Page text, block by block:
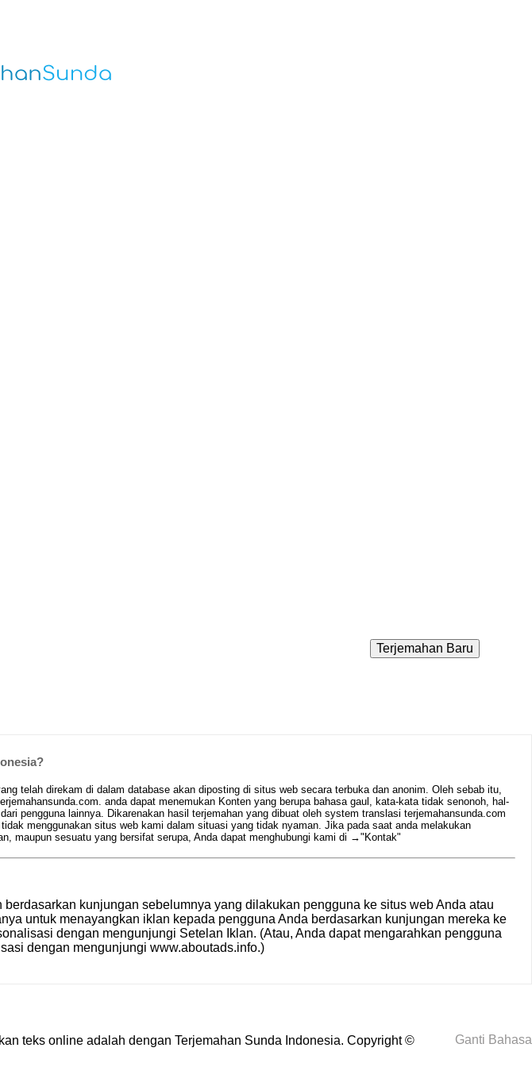
telah direkam di dalam database akan diposting di situs web secara terbuka dan anonim. Oleh sebab itu,
anda dapat menemukan Konten yang berupa bahasa gaul, kata-kata tidak senonoh, hal-
pengguna lainnya. Dikarenakan hasil terjemahan yang dibuat oleh system translasi terjemahansunda.com
menggunakan situs web kami dalam situasi yang tidak nyaman. Jika pada saat anda melakukan
maupun sesuatu yang bersifat serupa, Anda dapat menghubungi kami di →"Kontak"
kunjungan sebelumnya yang dilakukan pengguna ke situs web Anda atau
untuk menayangkan iklan kepada pengguna Anda berdasarkan kunjungan mereka ke
dengan mengunjungi Setelan Iklan. (Atau, Anda dapat mengarahkan pengguna
dengan mengunjungi www.aboutads.info.)
Ganti Bahasa
teks online adalah dengan Terjemahan Sunda Indonesia. Copyright ©